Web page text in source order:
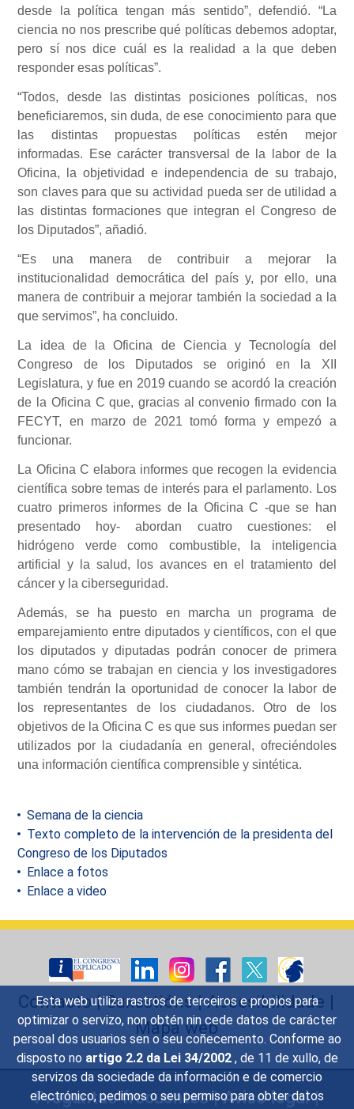
Esta web utiliza rastros de terceiros e propios para
optimizar o servizo, non obtén nin cede datos de carácter
persoal dos usuarios sen o seu coñecemento. Conforme ao
disposto no artigo 2.2 da Lei 34/2002 , de 11 de xullo, de
servizos da sociedade da información e de comercio
electrónico, pedimos o seu permiso para obter datos
desde la política tengan más sentido”, defendió. “La
ciencia no nos prescribe qué políticas debemos adoptar,
pero sí nos dice cuál es la realidad a la que deben
responder esas políticas”.
“Todos, desde las distintas posiciones políticas, nos
beneficiaremos, sin duda, de ese conocimiento para que
las distintas propuestas políticas estén mejor
informadas. Ese carácter transversal de la labor de la
Oficina, la objetividad e independencia de su trabajo,
son claves para que su actividad pueda ser de utilidad a
las distintas formaciones que integran el Congreso de
los Diputados”, añadió.
“Es una manera de contribuir a mejorar la
institucionalidad democrática del país y, por ello, una
manera de contribuir a mejorar también la sociedad a la
que servimos”, ha concluido.
La idea de la Oficina de Ciencia y Tecnología del
Congreso de los Diputados se originó en la XII
Legislatura, y fue en 2019 cuando se acordó la creación
de la Oficina C que, gracias al convenio firmado con la
FECYT, en marzo de 2021 tomó forma y empezó a
funcionar.
La Oficina C elabora informes que recogen la evidencia
científica sobre temas de interés para el parlamento. Los
cuatro primeros informes de la Oficina C -que se han
presentado hoy- abordan cuatro cuestiones: el
hidrógeno verde como combustible, la inteligencia
artificial y la salud, los avances en el tratamiento del
cáncer y la ciberseguridad.
Además, se ha puesto en marcha un programa de
emparejamiento entre diputados y científicos, con el que
los diputados y diputadas podrán conocer de primera
mano cómo se trabajan en ciencia y los investigadores
también tendrán la oportunidad de conocer la labor de
los representantes de los ciudadanos. Otro de los
objetivos de la Oficina C es que sus informes puedan ser
utilizados por la ciudadanía en general, ofreciéndoles
una información científica comprensible y sintética.
Semana de la ciencia
Texto completo de la intervención de la presidenta del
Congreso de los Diputados
Enlace a fotos
Enlace a video
Contacto|Suxestións|Accesibilidade |
Mapa web
Preguntas frecuentes|Aviso legal|